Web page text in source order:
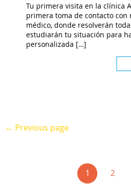
Tu primera visita en la clínica
primera toma de contacto con
médico, donde resolverán
estudiarán tu situación para
personalizada […]
← Previous page
1 (current)
2